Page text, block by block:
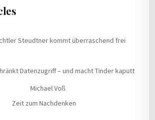
Steudtner kommt überraschend frei
Datenzugriff – und macht Tinder kaputt
Zeit zum Nachdenken